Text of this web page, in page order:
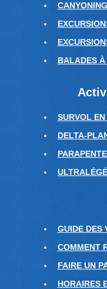
CANYONING
BALADES À
SURVOL
DELTA-
PARAPENTE
ULTRALÉGÉ
GUIDE DES
COMMENT
FAIRE UN
HORAIRES